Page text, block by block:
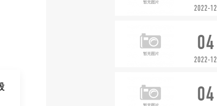
2022-12
04
2022-12
04